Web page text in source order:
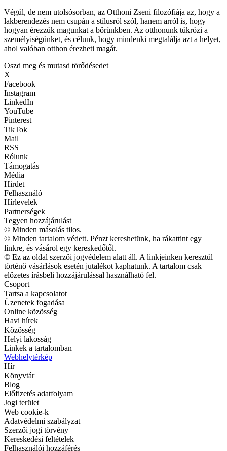
Végül, de nem utolsósorban, az Otthoni Zseni filozófiája az, hogy a
lakberendezés nem csupán a stílusról szól, hanem arról is, hogy
hogyan érezzük magunkat a bőrünkben. Az otthonunk tükrözi a
személyiségünket, és célunk, hogy mindenki megtalálja azt a helyet,
ahol valóban otthon érezheti magát.
Oszd meg és mutasd törődésedet
X
Facebook
Instagram
LinkedIn
YouTube
Pinterest
TikTok
Mail
RSS
Rólunk
Támogatás
Média
Hirdet
Felhasználó
Hírlevelek
Partnerségek
Tegyen hozzájárulást
© Minden másolás tilos.
© Minden tartalom védett. Pénzt kereshetünk, ha rákattint egy
linkre, és vásárol egy kereskedőtől.
© Ez az oldal szerzői jogvédelem alatt áll. A linkjeinken keresztül
történő vásárlások esetén jutalékot kaphatunk. A tartalom csak
előzetes írásbeli hozzájárulással használható fel.
Csoport
Tartsa a kapcsolatot
Üzenetek fogadása
Online közösség
Havi hírek
Közösség
Helyi lakosság
Linkek a tartalomban
Webhelytérkép
Hír
Könyvtár
Blog
Előfizetés adatfolyam
Jogi terület
Web cookie-k
Adatvédelmi szabályzat
Szerzői jogi törvény
Kereskedési feltételek
Felhasználói hozzáférés